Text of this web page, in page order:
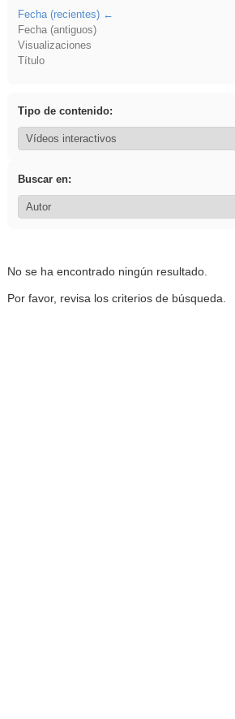
Fecha (recientes)
Fecha (antiguos)
Visualizaciones
Título
Tipo de contenido:
Buscar en:
No se ha encontrado ningún resultado.
Por favor, revisa los criterios de búsqueda.